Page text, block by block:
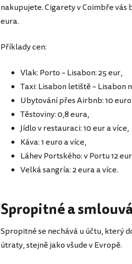
nakupujete. Cigarety v Coimbře vás
eura.
Příklady cen:
Vlak: Porto – Lisabon: 25 eur,
Taxi: Lisabon letiště – Lisabon
Ubytování přes Airbnb: 10
Těstoviny: 0,8 eura,
Jídlo v restauraci: 10 eur a více,
Káva: 1 euro a více,
Láhev Portského: v Portu 12
Velká sangría: 2 eura a více.
Spropitné a
Spropitné se nechává u účtu, který
útraty, stejně jako všude v Evropě.